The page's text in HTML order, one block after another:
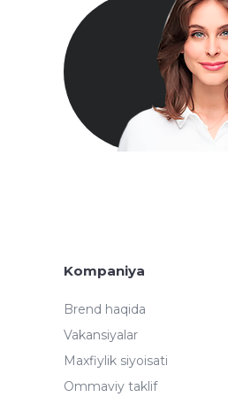
Kompaniya
Brend haqida
Vakansiyalar
Maxfiylik siyoisati
Ommaviy taklif